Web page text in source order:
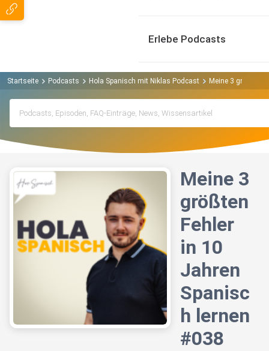
Erlebe Podcasts
Startseite Podcasts Hola Spanisch mit Niklas Podcast Meine 3 größten
Meine 3
größten
Fehler
in 10
Jahren
Spanisc
h lernen
#038